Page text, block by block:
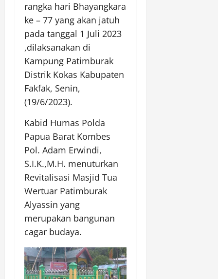
rangka hari Bhayangkara
ke – 77 yang akan jatuh
pada tanggal 1 Juli 2023
,dilaksanakan di
Kampung Patimburak
Distrik Kokas Kabupaten
Fakfak, Senin,
(19/6/2023).
Kabid Humas Polda
Papua Barat Kombes
Pol. Adam Erwindi,
S.I.K.,M.H. menuturkan
Revitalisasi Masjid Tua
Wertuar Patimburak
Alyassin yang
merupakan bangunan
cagar budaya.